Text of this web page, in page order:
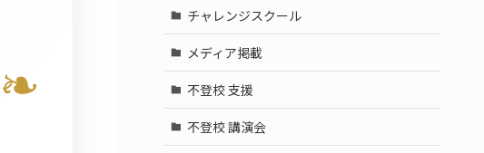
❧
チャレンジスクール
メディア掲載
不登校 支援
不登校 講演会